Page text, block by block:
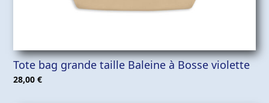
Tote bag grande taille Baleine à Bosse violette
28,00€